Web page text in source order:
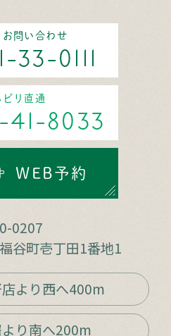
お問い合わせ
33-0111
ビリ直通
41-8033
WEB予約
0207
谷町壱丁田1番地1
より西へ400m
り南へ200m